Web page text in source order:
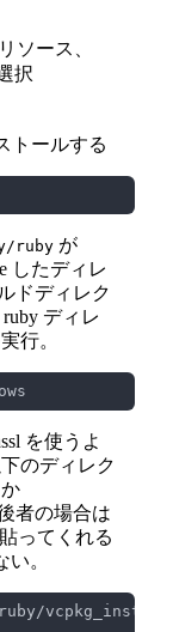
ソース、
択
トールする
ruby が
したディレ
ドディレク
ディレ
行。
を使うよ
のディレク
者の場合は
ってくれる
。